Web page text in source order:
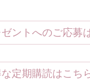
ントへのご応募
定期購読はこち